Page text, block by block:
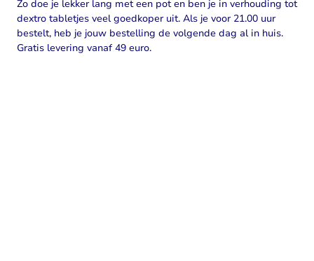
Zo doe je lekker lang met een pot en ben je in verhouding tot
dextro tabletjes veel goedkoper uit. Als je voor 21.00 uur
bestelt, heb je jouw bestelling de volgende dag al in huis.
Gratis levering vanaf 49 euro.